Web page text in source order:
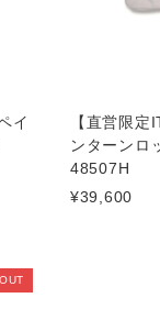
イ
【直営限
ンターン
48507H
¥39,600